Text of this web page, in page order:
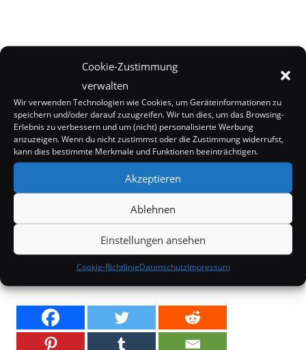
Cookie-Zustimmung
verwalten
Wir verwenden Technologien wie Cookies, um Geräteinformationen zu
speichern und/oder darauf zuzugreifen. Wir tun dies, um das Browsing-
Erlebnis zu verbessern und um (nicht) personalisierte Werbung
anzuzeigen. Wenn du nicht zustimmst oder die Zustimmung widerrufst,
kann dies bestimmte Merkmale und Funktionen beeinträchtigen.
Akzeptieren
Ablehnen
Einstellungen ansehen
Cookie-RichtlinieDatenschutzImpressum